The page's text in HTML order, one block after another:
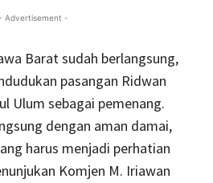
Advertisement -
Barat sudah berlangsung,
pasangan Ridwan
Ulum sebagai pemenang.
dengan aman damai,
harus menjadi perhatian
Komjen M. Iriawan